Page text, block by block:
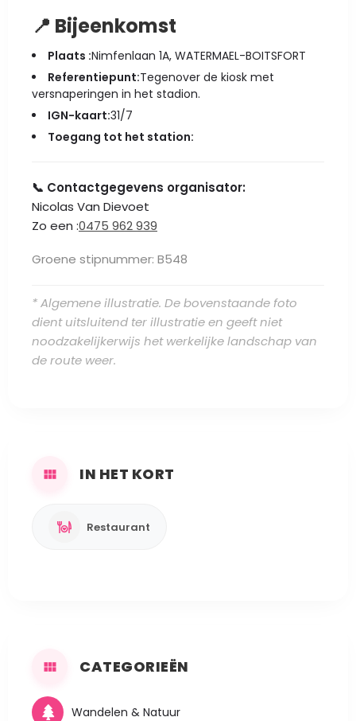
📍 Bijeenkomst
Plaats :Nimfenlaan 1A, WATERMAEL-BOITSFORT
Referentiepunt:Tegenover de kiosk met
versnaperingen in het stadion.
IGN-kaart:31/7
Toegang tot het station:
📞 Contactgegevens organisator:
Nicolas Van Dievoet
Zo een :0475 962 939
Groene stipnummer: B548
* Algemene illustratie. De bovenstaande foto
dient uitsluitend ter illustratie en geeft niet
noodzakelijkerwijs het werkelijke landschap van
de route weer.
IN HET KORT
Restaurant
CATEGORIEËN
Wandelen & Natuur